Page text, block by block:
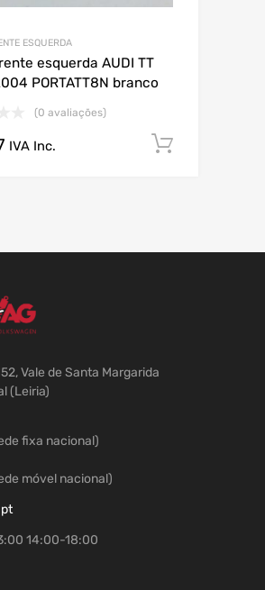
ESQUERDA
esquerda AUDI TT
PORTATT8N branco
(0 avaliações)
IVA Inc.
Vale de Santa Margarida
(Leiria)
fixa nacional)
móvel nacional)
14:00-18:00